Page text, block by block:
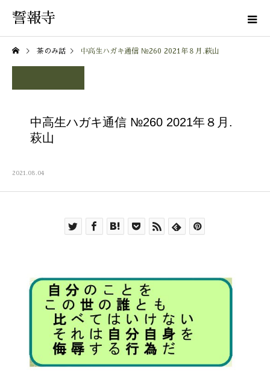
誓報寺
茶のみ話 中高生ハガキ通信 №260 2021年８月.萩山
中高生ハガキ通信 №260 2021年８月.
萩山
2021.08.04